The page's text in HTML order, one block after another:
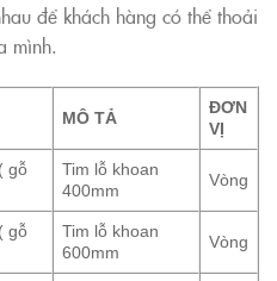
để khách hàng có thể thoải
mình.
MÔ TẢ
ĐƠN
VỊ
gỗ
Tim lỗ khoan
400mm
Vòng
gỗ
Tim lỗ khoan
600mm
Vòng